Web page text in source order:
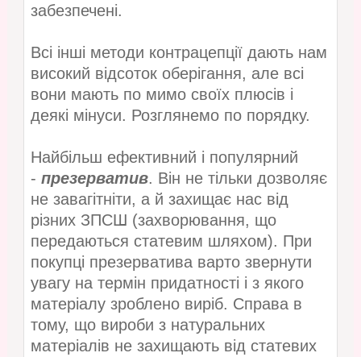
забезпечені.
Всі інші методи контрацепції дають нам
високий відсоток оберігання, але всі
вони мають по мимо своїх плюсів і
деякі мінуси. Розглянемо по порядку.
Найбільш ефективний і популярний
- презерватив. Він не тільки дозволяє
не завагітніти, а й захищає нас від
різних ЗПСШ (захворювання, що
передаються статевим шляхом). При
покупці презерватива варто звернути
увагу на термін придатності і з якого
матеріалу зроблено виріб. Справа в
тому, що вироби з натуральних
матеріалів не захищають від статевих